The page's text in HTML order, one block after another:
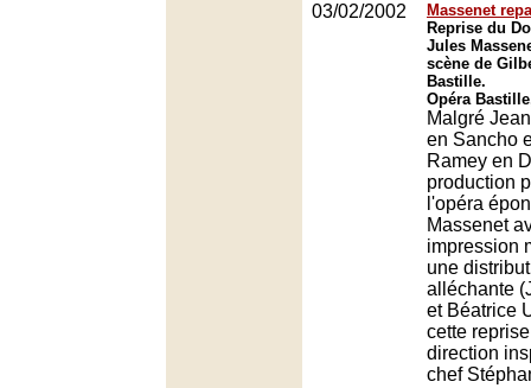
03/02/2002
Massenet
Reprise du
Jules
scène de
Bastille.
Opéra
Malgré
en Sancho
Ramey en
production
l'opéra
Massenet
impression
une
alléchante
et Béatrice
cette
direction
chef